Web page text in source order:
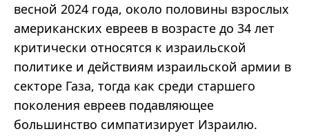
весной 2024 года, около половины взрослых
американских евреев в возрасте до 34 лет
критически относятся к израильской
политике и действиям израильской армии в
секторе Газа, тогда как среди старшего
поколения евреев подавляющее
большинство симпатизирует Израилю.